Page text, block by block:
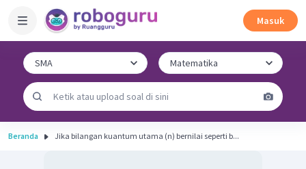
Masuk
Beranda Jika bilangan kuantum utama (n) bernilai seperti b...